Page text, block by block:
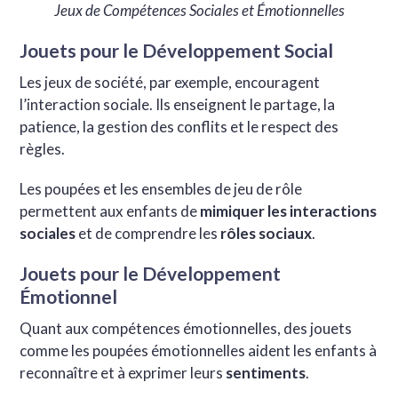
Jeux de Compétences Sociales et Émotionnelles
Jouets pour le Développement Social
Les jeux de société, par exemple, encouragent
l’interaction sociale. Ils enseignent le partage, la
patience, la gestion des conflits et le respect des
règles.
Les poupées et les ensembles de jeu de rôle
permettent aux enfants demimiquer les interactions
socialeset de comprendre les rôles sociaux.
Jouets pour le Développement
Émotionnel
Quant aux compétences émotionnelles, des jouets
comme les poupées émotionnelles aident les enfants à
reconnaître et à exprimer leurs sentiments.